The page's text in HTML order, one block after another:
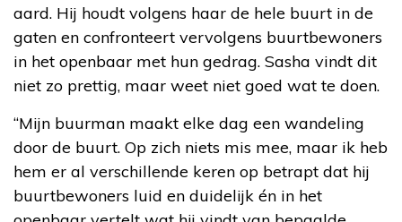
aard. Hij houdt volgens haar de hele buurt in de
gaten en confronteert vervolgens buurtbewoners
in het openbaar met hun gedrag. Sasha vindt dit
niet zo prettig, maar weet niet goed wat te doen.
“Mijn buurman maakt elke dag een wandeling
door de buurt. Op zich niets mis mee, maar ik heb
hem er al verschillende keren op betrapt dat hij
buurtbewoners luid en duidelijk én in het